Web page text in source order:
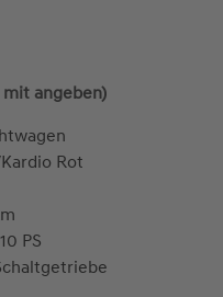
angeben)
Rot
PS